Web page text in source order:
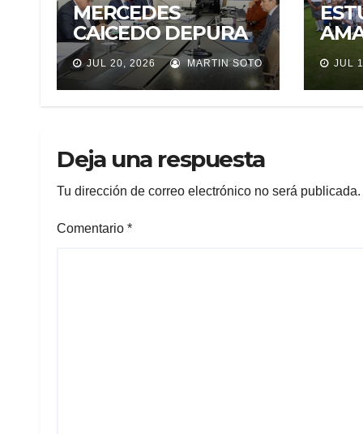
MERCEDES
CAICEDO DEPURA
EL CONSEJO DE LA
JUDICATURA
JUL 20, 2026 MARTIN SOTO JUL
Deja una respuesta
Tu dirección de correo electrónico no será publicada.
Comentario *